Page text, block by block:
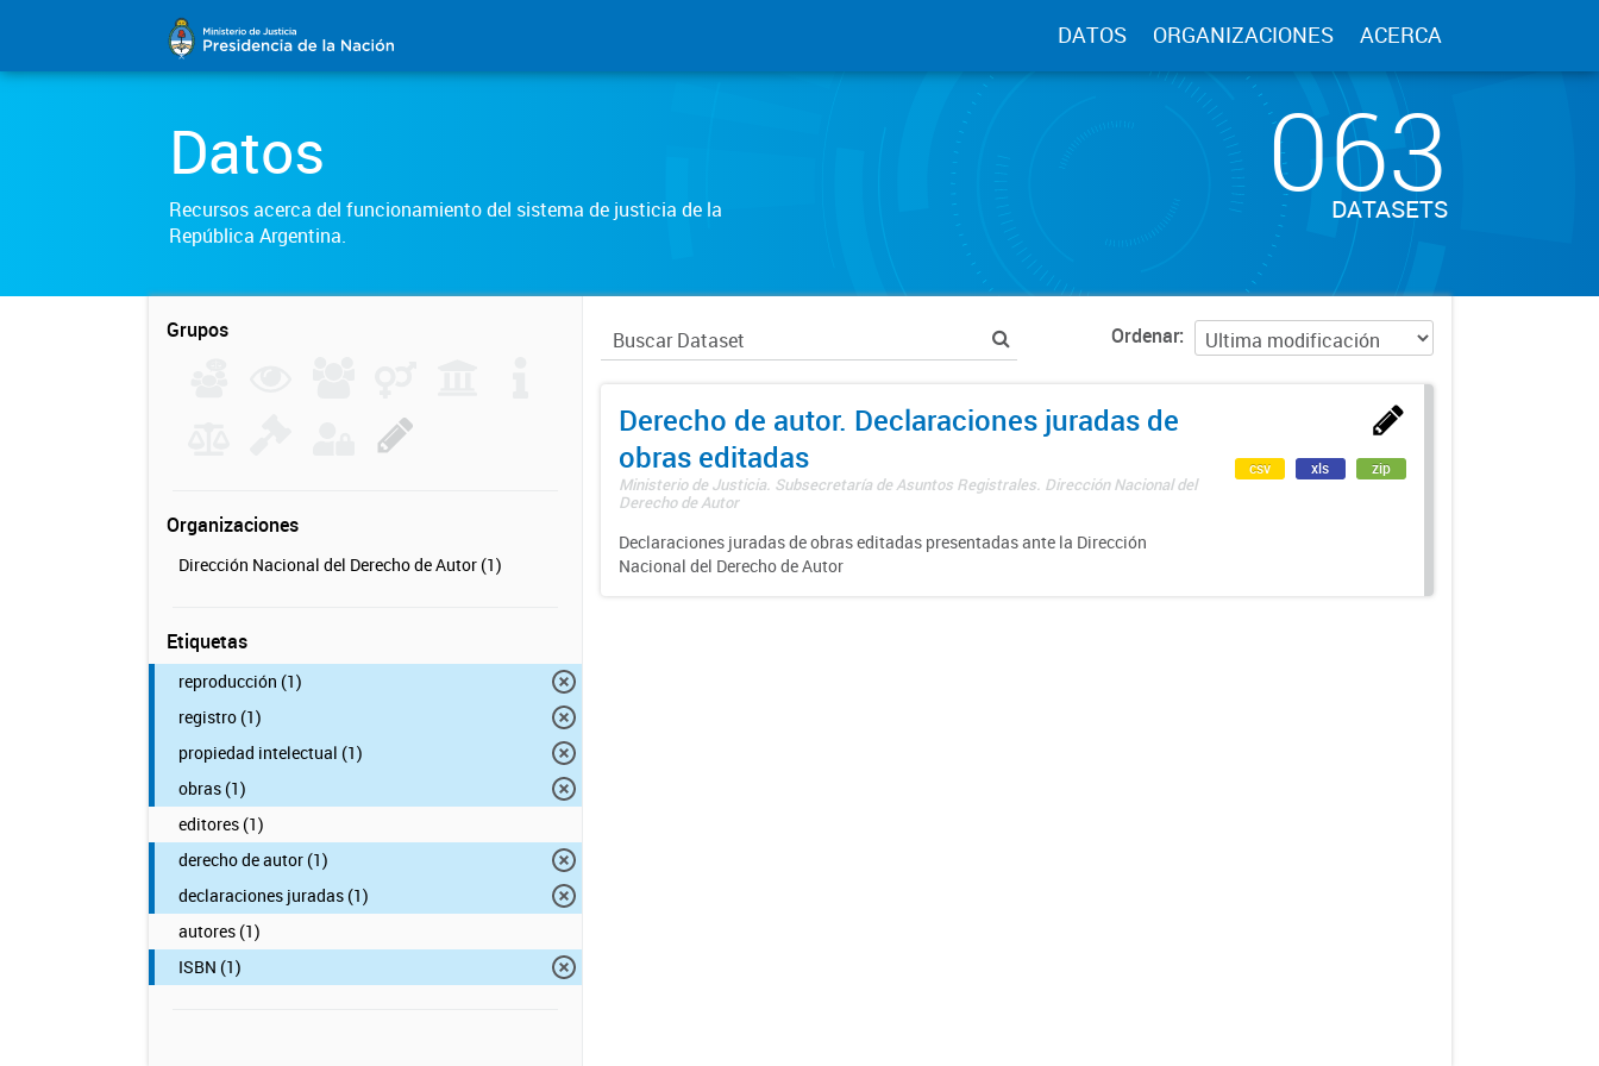
DATOS ORGANIZACIONES ACERCA
Datos
Recursos acerca del funcionamiento del sistema de justicia de la
República Argentina.
063
DATASETS
Grupos
Organizaciones
Dirección Nacional del Derecho de Autor (1)
Etiquetas
reproducción (1)
registro (1)
propiedad intelectual (1)
obras (1)
editores (1)
derecho de autor (1)
declaraciones juradas (1)
autores (1)
ISBN (1)
Ordenar
Derecho de autor. Declaraciones juradas de
obras editadas
Ministerio de Justicia. Subsecretaría de Asuntos Registrales. Dirección Nacional del
Derecho de Autor
Declaraciones juradas de obras editadas presentadas ante la Dirección
Nacional del Derecho de Autor
csv xls zip